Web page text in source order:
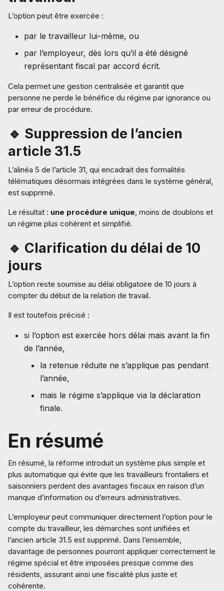
L’option peut être exercée :
par le travailleur lui-même, ou
par l’employeur, dès lors qu’il a été désigné
représentant fiscal par accord écrit.
Cela permet une gestion centralisée et garantit que
personne ne perde le bénéfice du régime par ignorance ou
par erreur de procédure.
🔹 Suppression de l’ancien
article 31.5
L’alinéa 5 de l’article 31, qui encadrait des formalités
télématiques désormais intégrées dans le système général,
est supprimé.
Le résultat : une procédure unique, moins de doublons et
un régime plus cohérent et simplifié.
🔹 Clarification du délai de 10
jours
L’option reste soumise au délai obligatoire de 10 jours à
compter du début de la relation de travail.
Il est toutefois précisé :
si l’option est exercée hors délai mais avant la fin
de l’année,
la retenue réduite ne s’applique pas pendant
l’année,
mais le régime s’applique via la déclaration
finale.
En résumé
En résumé, la réforme introduit un système plus simple et
plus automatique qui évite que les travailleurs frontaliers et
saisonniers perdent des avantages fiscaux en raison d’un
manque d’information ou d’erreurs administratives.
L’employeur peut communiquer directement l’option pour le
compte du travailleur, les démarches sont unifiées et
l’ancien article 31.5 est supprimé. Dans l’ensemble,
davantage de personnes pourront appliquer correctement le
régime spécial et être imposées presque comme des
résidents, assurant ainsi une fiscalité plus juste et
cohérente.